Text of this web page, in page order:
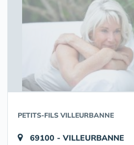
PETITS-FILS VILLEURBANNE
69100 - VILLEURBANNE